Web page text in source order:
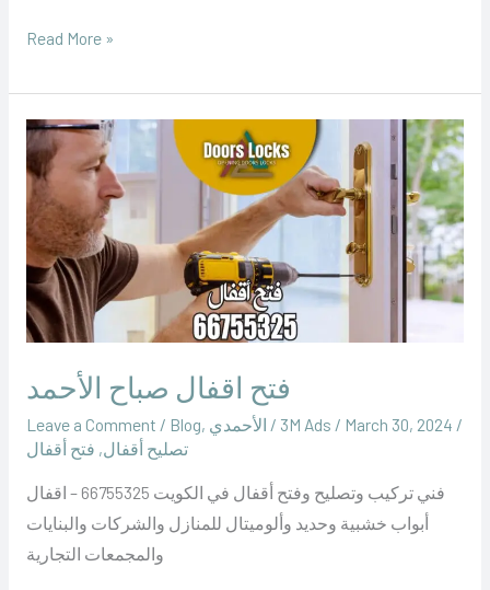
Read More »
فتح اقفال صباح الأحمد
Leave a Comment / Blog, الأحمدي / / March 30, 2024 /
تصليح أقفال, فتح أقفال
فني تركيب وتصليح وفتح أقفال في الكويت 66755325 – اقفال
أبواب خشبية وحديد وألوميتال للمنازل والشركات والبنايات
والمجمعات التجارية
فتح
اقفال
صباح
الأحمد